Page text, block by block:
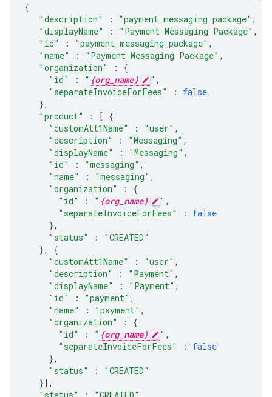
{
"description"
: "payment messaging package" ,
"displayName"
: "Payment Messaging Package" ,
"id"
: "payment_messaging_package" ,
"name"
: "Payment Messaging Package" ,
"organization"
:
{
"id"
: " {org_name} " ,
"separateInvoiceForFees"
:
false
},
"product"
: [ {
"customAtt1Name"
: "user" ,
"description"
: "Messaging" ,
"displayName"
: "Messaging" ,
"id"
: "messaging" ,
"name"
: "messaging" ,
"organization"
:
{
"id"
: " {org_name} " ,
"separateInvoiceForFees"
:
false
},
"status"
:
"CREATED"
},
{
"customAtt1Name"
: "user" ,
"description"
: "Payment" ,
"displayName"
: "Payment" ,
"id"
: "payment" ,
"name"
: "payment" ,
"organization"
:
{
"id"
: " {org_name} " ,
"separateInvoiceForFees"
:
false
},
"status"
:
"CREATED"
}],